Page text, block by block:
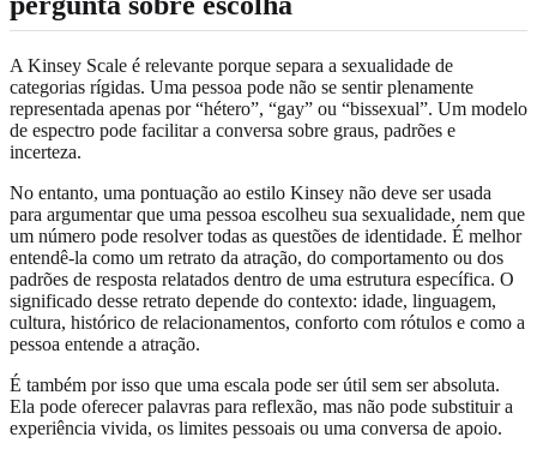
A Kinsey Scale é relevante porque separa a sexualidade de
categorias rígidas. Uma pessoa pode não se sentir plenamente
representada apenas por “hétero”, “gay” ou “bissexual”. Um modelo
de espectro pode facilitar a conversa sobre graus, padrões e
incerteza.
No entanto, uma pontuação ao estilo Kinsey não deve ser usada
para argumentar que uma pessoa escolheu sua sexualidade, nem que
um número pode resolver todas as questões de identidade. É melhor
entendê-la como um retrato da atração, do comportamento ou dos
padrões de resposta relatados dentro de uma estrutura específica. O
significado desse retrato depende do contexto: idade, linguagem,
cultura, histórico de relacionamentos, conforto com rótulos e como a
pessoa entende a atração.
É também por isso que uma escala pode ser útil sem ser absoluta.
Ela pode oferecer palavras para reflexão, mas não pode substituir a
experiência vivida, os limites pessoais ou uma conversa de apoio.